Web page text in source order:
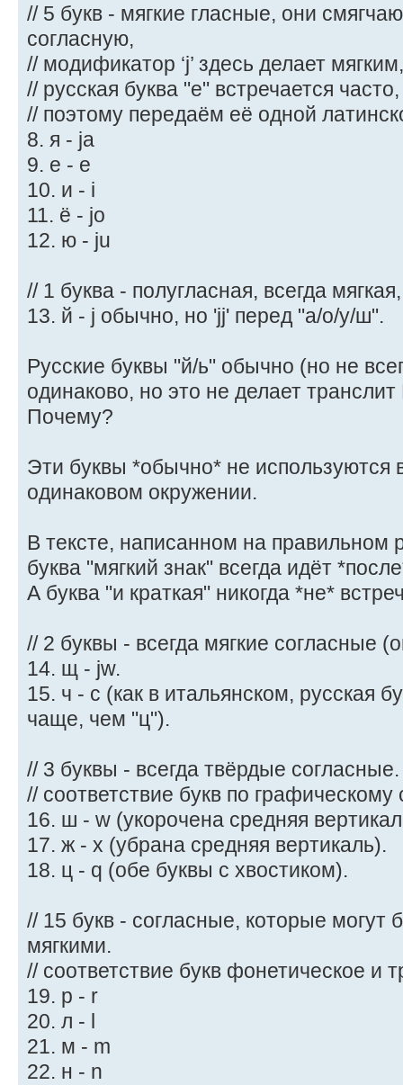
// 5 букв - мягкие гласные, они
согласную,
// модификатор ‘j’ здесь делает мягким,
// русская буква "е" встречается часто,
// поэтому передаём её одной
8. я - ja
9. е - e
10. и - i
11. ё - jo
12. ю - ju
// 1 буква - полугласная, всегда мягкая,
13. й - j обычно, но 'jj' перед "а/о/у/ш".
Русские буквы "й/ь" обычно (но не
одинаково, но это не делает
Почему?
Эти буквы *обычно* не используются
одинаковом окружении.
В тексте, написанном на правильном
буква "мягкий знак" всегда идёт
А буква "и краткая" никогда *не*
// 2 буквы - всегда мягкие согласные
14. щ - jw.
15. ч - c (как в итальянском, русская
чаще, чем "ц").
// 3 буквы - всегда твёрдые согласные.
// соответствие букв по графическому
16. ш - w (укорочена средняя
17. ж - x (убрана средняя вертикаль).
18. ц - q (обе буквы с хвостиком).
// 15 букв - согласные, которые могут
мягкими.
// соответствие букв фонетическое и
19. р - r
20. л - l
21. м - m
22. н - n